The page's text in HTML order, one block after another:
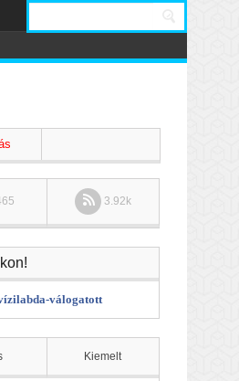
3.92k
válogatott
Kiemelt